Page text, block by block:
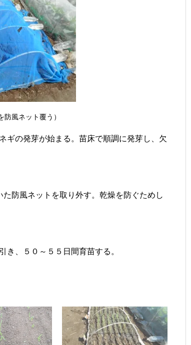
防風ネット覆う）
ギの発芽が始まる。苗床で順調に発芽し、欠
防風ネットを取り外す。乾燥を防ぐためし
き、５０～５５日間育苗する。